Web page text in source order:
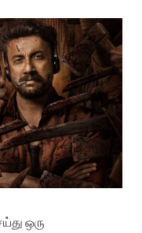
ஒரு